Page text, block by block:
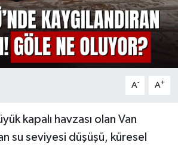
A- A+
kapalı havzası olan Van
su seviyesi düşüşü, küresel